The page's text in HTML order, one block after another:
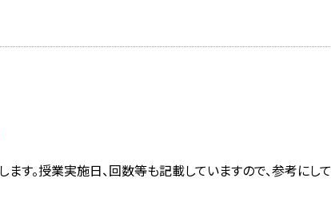
す。授業実施日、回数等も記載していますので、参考にして